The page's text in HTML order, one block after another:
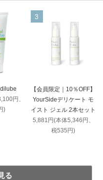
円、
)
3
【会員限定｜10％OFF】
YourSideデリケート モ
イスト ジェル 2本セット
5,881円(本体5,346円、
税535円)
る